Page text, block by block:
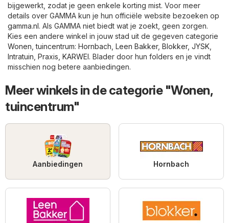
bijgewerkt, zodat je geen enkele korting mist. Voor meer
details over GAMMA kun je hun officiële website bezoeken op
gamma.nl. Als GAMMA niet biedt wat je zoekt, geen zorgen.
Kies een andere winkel in jouw stad uit de gegeven categorie
Wonen, tuincentrum: Hornbach Leen Bakker, Blokker, JYSK
Intratuin Praxis KARWEI. Blader door hun folders en je vindt
misschien nog betere aanbiedingen.
Meer winkels in de categorie "Wonen,
tuincentrum"
Aanbiedingen Hornbach